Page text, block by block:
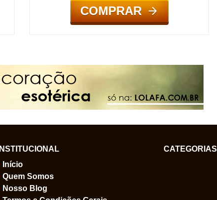
COMPRAR
INSTITUCIONAL
Início
Quem Somos
Nosso Blog
CATEGORIAS